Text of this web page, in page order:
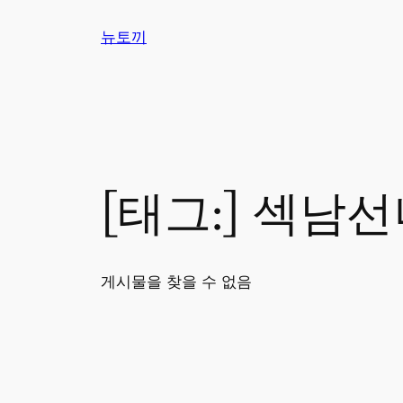
뉴토끼
[태그:] 섹남선
게시물을 찾을 수 없음